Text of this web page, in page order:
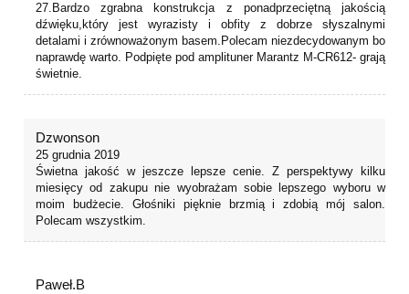
27.Bardzo zgrabna konstrukcja z ponadprzeciętną jakością
dźwięku,który jest wyrazisty i obfity z dobrze słyszalnymi
detalami i zrównoważonym basem.Polecam niezdecydowanym bo
naprawdę warto. Podpięte pod amplituner Marantz M-CR612- grają
świetnie.
Dzwonson
25 grudnia 2019
Świetna jakość w jeszcze lepsze cenie. Z perspektywy kilku
miesięcy od zakupu nie wyobrażam sobie lepszego wyboru w
moim budżecie. Głośniki pięknie brzmią i zdobią mój salon.
Polecam wszystkim.
Paweł.B